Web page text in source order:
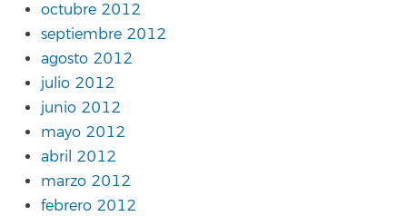
octubre 2012
septiembre 2012
agosto 2012
julio 2012
junio 2012
mayo 2012
abril 2012
marzo 2012
febrero 2012